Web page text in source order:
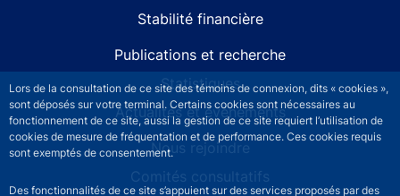
Lors de la consultation de ce site des témoins de connexion, dits « cookies »,
sont déposés sur votre terminal. Certains cookies sont nécessaires au
fonctionnement de ce site, aussi la gestion de ce site requiert l’utilisation de
cookies de mesure de fréquentation et de performance. Ces cookies requis
sont exemptés de consentement.
Des fonctionnalités de ce site s’appuient sur des services proposés par des
Stabilité financière
Publications et recherche
Statistiques
Actualités et événements
Nous rejoindre
Comités consultatifs